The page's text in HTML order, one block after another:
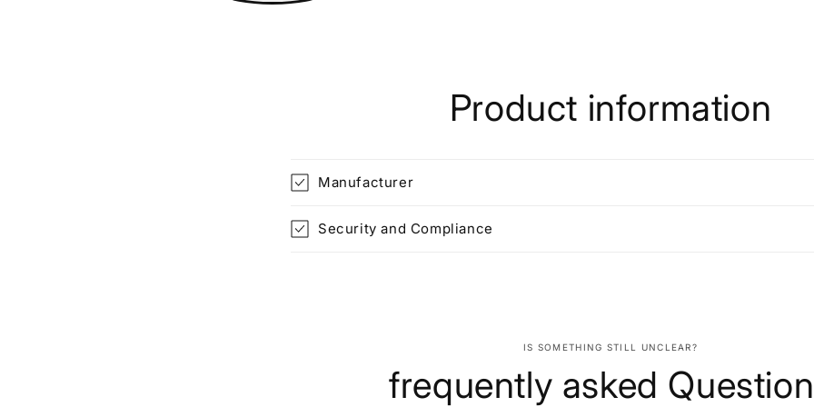
Product information
Manufacturer
Security and Compliance
IS SOMETHING STILL UNCLEAR?
frequently asked